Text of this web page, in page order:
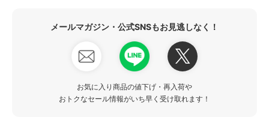
メールマガジン・公式SNSもお見逃しなく！
お気に入り商品の値下げ・再入荷や
おトクなセール情報がいち早く受け取れます！